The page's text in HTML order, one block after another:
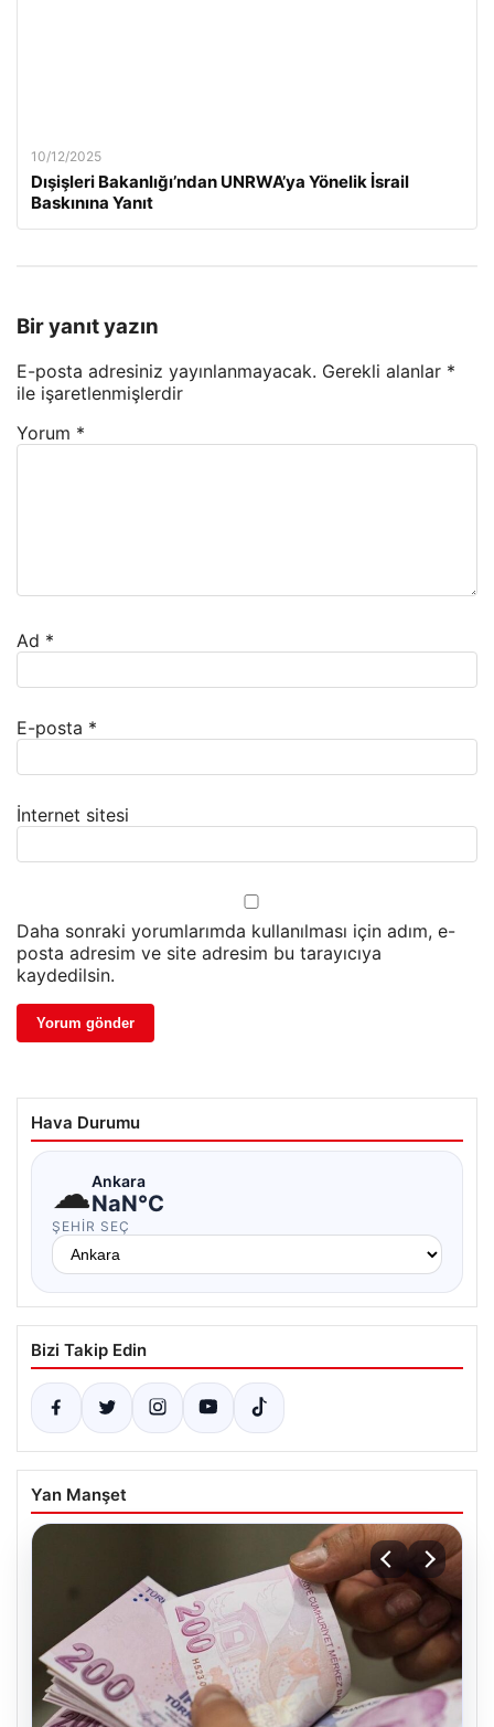
10/12/2025
Dışişleri Bakanlığı’ndan UNRWA’ya Yönelik İsrail
Baskınına Yanıt
Bir yanıt yazın
E-posta adresiniz yayınlanmayacak. Gerekli alanlar *
ile işaretlenmişlerdir
Yorum *
Ad *
E-posta *
İnternet sitesi
Daha sonraki yorumlarımda kullanılması için adım, e-
posta adresim ve site adresim bu tarayıcıya
kaydedilsin.
Hava Durumu
☁Ankara
NaN°C
ŞEHIR SEÇ
Bizi Takip Edin
Yan Manşet